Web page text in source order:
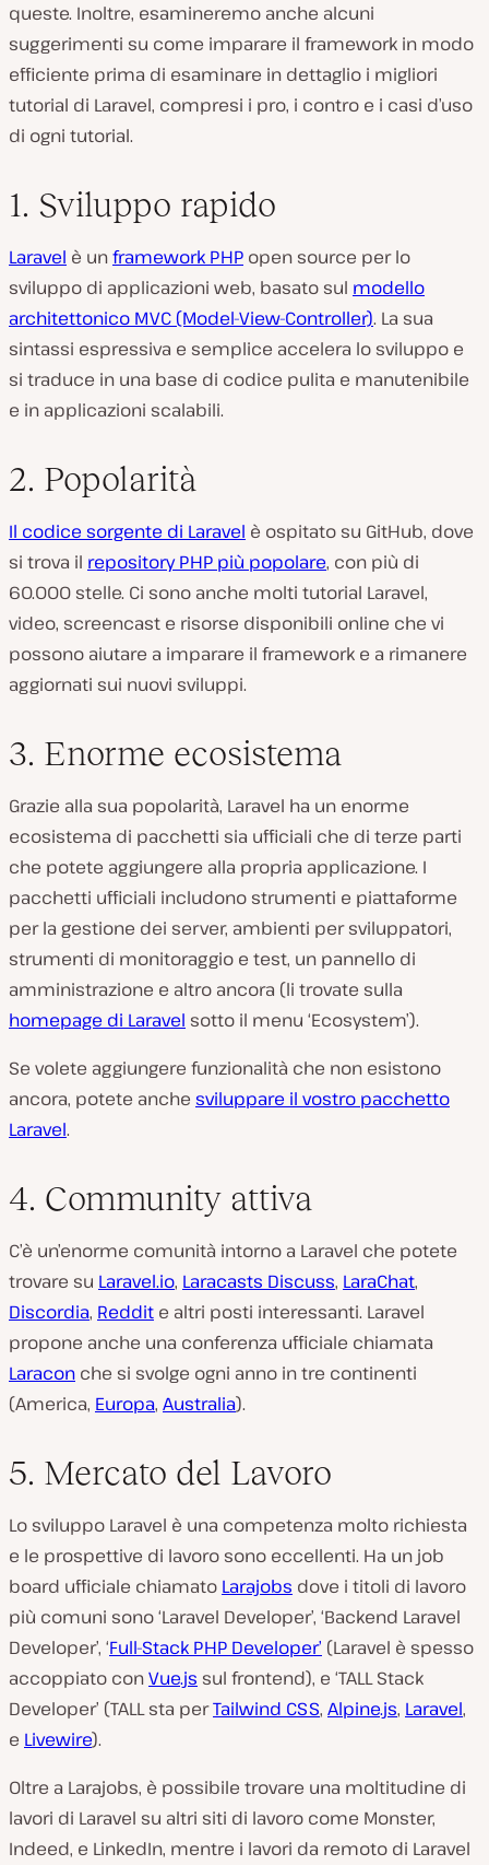
queste. Inoltre, esamineremo anche alcuni
suggerimenti su come imparare il framework in modo
efficiente prima di esaminare in dettaglio i migliori
tutorial di Laravel, compresi i pro, i contro e i casi d’uso
di ogni tutorial.
1. Sviluppo rapido
Laravel è unframework PHP open source per lo
sviluppo di applicazioni web, basato sul modello
architettonico MVC (Model-View-Controller). La sua
sintassi espressiva e semplice accelera lo sviluppo e
si traduce in una base di codice pulita e manutenibile
e in applicazioni scalabili.
2. Popolarità
Il codice sorgente di Laravel è ospitato su GitHub, dove
si trova il repository PHP più popolare, con più di
60.000 stelle. Ci sono anche molti tutorial Laravel,
video, screencast e risorse disponibili online che vi
possono aiutare a imparare il framework e a rimanere
aggiornati sui nuovi sviluppi.
3. Enorme ecosistema
Grazie alla sua popolarità, Laravel ha un enorme
ecosistema di pacchetti sia ufficiali che di terze parti
che potete aggiungere alla propria applicazione. I
pacchetti ufficiali includono strumenti e piattaforme
per la gestione dei server, ambienti per sviluppatori,
strumenti di monitoraggio e test, un pannello di
amministrazione e altro ancora (li trovate sulla
homepage di Laravel sotto il menu ‘Ecosystem’).
Se volete aggiungere funzionalità che non esistono
ancora, potete anche sviluppare il vostro pacchetto
Laravel.
4. Community attiva
C’è un’enorme comunità intorno a Laravel che potete
trovare su Laravel.io, Laracasts Discuss, LaraChat,
Discordia, Reddit e altri posti interessanti. Laravel
propone anche una conferenza ufficiale chiamata
Laracon che si svolge ogni anno in tre continenti
(America, Europa, Australia).
5. Mercato del Lavoro
Lo sviluppo Laravel è una competenza molto richiesta
e le prospettive di lavoro sono eccellenti. Ha un job
board ufficiale chiamato Larajobs dove i titoli di lavoro
più comuni sono ‘Laravel Developer’, ‘Backend Laravel
Developer’, ‘Full-Stack PHP Developer’ (Laravel è spesso
accoppiato conVue.js sul frontend), e ‘TALL Stack
Developer’ (TALL sta perTailwind CSS, Alpine.js, Laravel,
e Livewire).
Oltre a Larajobs, è possibile trovare una moltitudine di
lavori di Laravel su altri siti di lavoro come Monster,
Indeed, e LinkedIn, mentre i lavori da remoto di Laravel